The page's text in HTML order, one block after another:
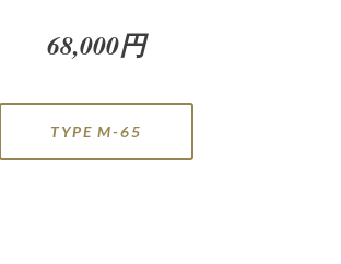
68,000円
TYPE M-65